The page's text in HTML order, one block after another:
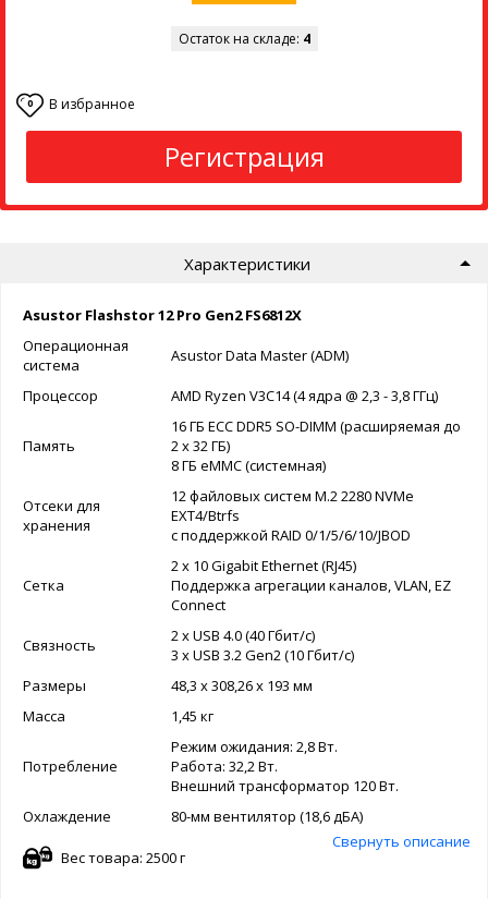
Остаток на складе: 4
0 В избранное
Регистрация
Характеристики
Asustor Flashstor 12 Pro Gen2 FS6812X
Операционная
система
Asustor Data Master (ADM)
Процессор AMD Ryzen V3C14 (4 ядра @ 2,3 - 3,8 ГГц)
Память
16 ГБ ECC DDR5 SO-DIMM (расширяемая до
2 x 32 ГБ)
8 ГБ eMMC (системная)
Отсеки для
хранения
12 файловых систем M.2 2280 NVMe
EXT4/Btrfs
с поддержкой RAID 0/1/5/6/10/JBOD
Сетка
2 x 10 Gigabit Ethernet (RJ45)
Поддержка агрегации каналов, VLAN, EZ
Connect
Связность
2 x USB 4.0 (40 Гбит/с)
3 x USB 3.2 Gen2 (10 Гбит/с)
Размеры
48,3 х 308,26 х 193 мм
Масса
1,45 кг
Потребление
Режим ожидания: 2,8 Вт.
Работа: 32,2 Вт.
Внешний трансформатор 120 Вт.
Охлаждение
80-мм вентилятор (18,6 дБА)
Свернуть описание
Вес товара: 2500 г